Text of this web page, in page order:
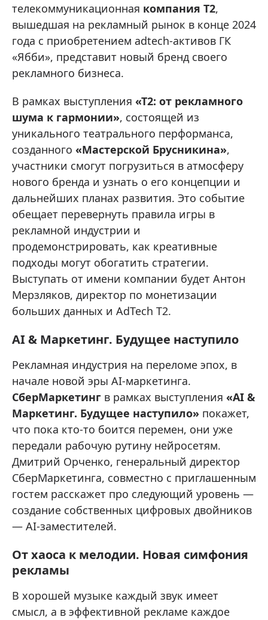
телекоммуникационная компания Т2,
вышедшая на рекламный рынок в конце 2024
года с приобретением adtech-активов ГК
«Ябби», представит новый бренд своего
рекламного бизнеса.
В рамках выступления «Т2: от рекламного
шума к гармонии», состоящей из
уникального театрального перформанса,
созданного «Мастерской Брусникина»,
участники смогут погрузиться в атмосферу
нового бренда и узнать о его концепции и
дальнейших планах развития. Это событие
обещает перевернуть правила игры в
рекламной индустрии и
продемонстрировать, как креативные
подходы могут обогатить стратегии.
Выступать от имени компании будет Антон
Мерзляков, директор по монетизации
больших данных и AdTech T2.
AI & Маркетинг. Будущее наступило
Рекламная индустрия на переломе эпох, в
начале новой эры AI-маркетинга.
СберМаркетинг в рамках выступления «AI &
Маркетинг. Будущее наступило» покажет,
что пока кто-то боится перемен, они уже
передали рабочую рутину нейросетям.
Дмитрий Орченко, генеральный директор
СберМаркетинга, совместно с приглашенным
гостем расскажет про следующий уровень —
создание собственных цифровых двойников
— AI-заместителей.
От хаоса к мелодии. Новая симфония
рекламы
В хорошей музыке каждый звук имеет
смысл, а в эффективной рекламе каждое